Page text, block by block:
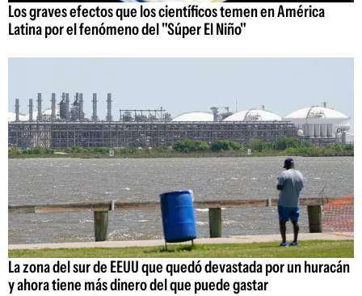
Los graves efectos que los científicos temen en América
Latina por el fenómeno del "Súper El Niño"
La zona del sur de EEUU que quedó devastada por un huracán
y ahora tiene más dinero del que puede gastar